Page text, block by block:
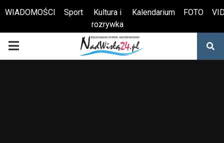
Otwórz pasek narzędzi
WIADOMOŚCI Sport
Kultura i
rozrywka
Kalendarium FOTO
PRIMARY